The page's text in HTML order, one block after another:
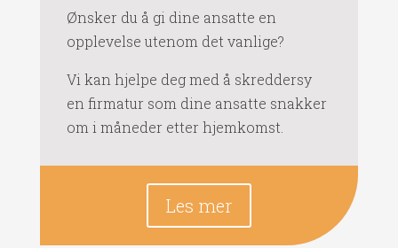
Ønsker du å gi dine ansatte en
opplevelse utenom det vanlige?
Vi kan hjelpe deg med å skreddersy
en firmatur som dine ansatte snakker
om i måneder etter hjemkomst.
Les mer